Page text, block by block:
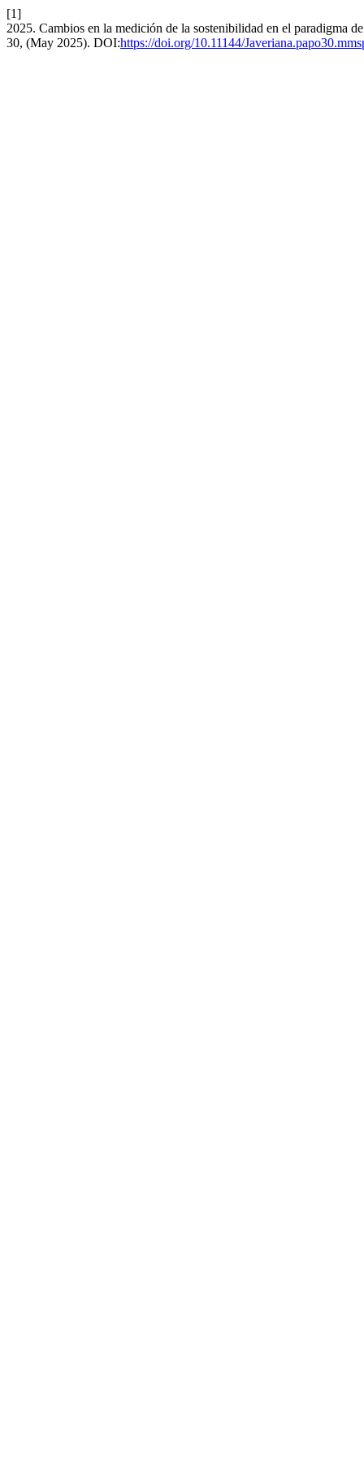
[1]
2025. Cambios en la medición de la sostenibilidad en el
30, (May 2025). DOI:https://doi.org/10.11144/